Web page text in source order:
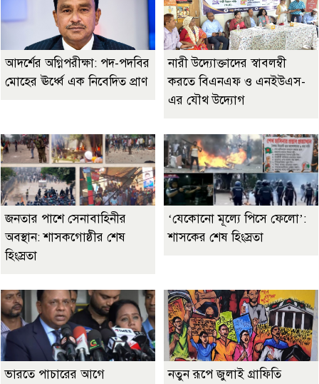
আদর্শের অগ্নিপরীক্ষা: পদ-পদবির
মোহের ঊর্ধ্বে এক নিবেদিত প্রাণ
নারী উদ্যোক্তাদের স্বাবলম্বী
করতে বিএনএফ ও এনইউএস-
এর যৌথ উদ্যোগ
জনতার পাশে সেনাবাহিনীর
অবস্থান: শাসকগোষ্ঠীর শেষ
হিংস্রতা
‘যেকোনো মূল্যে পিসে ফেলো’:
শাসকের শেষ হিংস্রতা
ভারতে পাচারের আগে
নতুন রূপে জুলাই গ্রাফিতি